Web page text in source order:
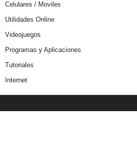
Celulares / Moviles
Utilidades Online
Videojuegos
Programas y Aplicaciones
Tutoriales
Internet